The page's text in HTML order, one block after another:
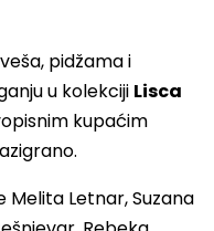
pidžama i
u kolekciji Lisca
kupaćim
Melita Letnar, Suzana